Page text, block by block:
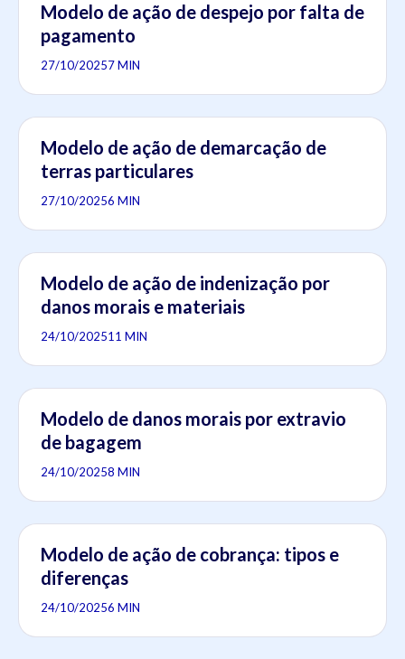
Modelo de ação de despejo por falta de
pagamento
27/10/20257 MIN
Modelo de ação de demarcação de
terras particulares
27/10/20256 MIN
Modelo de ação de indenização por
danos morais e materiais
24/10/202511 MIN
Modelo de danos morais por extravio
de bagagem
24/10/20258 MIN
Modelo de ação de cobrança: tipos e
diferenças
24/10/20256 MIN